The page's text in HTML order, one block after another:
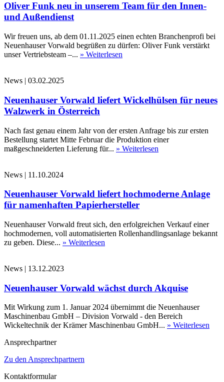
Oliver Funk neu in unserem Team für den Innen-
und Außendienst
Wir freuen uns, ab dem 01.11.2025 einen echten Branchenprofi bei
Neuenhauser Vorwald begrüßen zu dürfen: Oliver Funk verstärkt
unser Vertriebsteam –... » Weiterlesen
News | 03.02.2025
Neuenhauser Vorwald liefert Wickelhülsen für neues
Walzwerk in Österreich
Nach fast genau einem Jahr von der ersten Anfrage bis zur ersten
Bestellung startet Mitte Februar die Produktion einer
maßgeschneiderten Lieferung für... » Weiterlesen
News | 11.10.2024
Neuenhauser Vorwald liefert hochmoderne Anlage
für namenhaften Papierhersteller
Neuenhauser Vorwald freut sich, den erfolgreichen Verkauf einer
hochmodernen, voll automatisierten Rollenhandlingsanlage bekannt
zu geben. Diese... » Weiterlesen
News | 13.12.2023
Neuenhauser Vorwald wächst durch Akquise
Mit Wirkung zum 1. Januar 2024 übernimmt die Neuenhauser
Maschinenbau GmbH – Division Vorwald - den Bereich
Wickeltechnik der Krämer Maschinenbau GmbH... » Weiterlesen
Ansprechpartner
Zu den Ansprechpartnern
Kontaktformular